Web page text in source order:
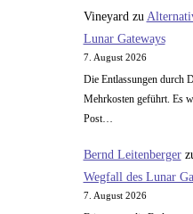
Vineyard zu
Lunar Gateways
7. August 2026
Die Entlassungen durch
Mehrkosten geführt. Es
Post…
Bernd Leitenberger
Wegfall des Lunar
7. August 2026